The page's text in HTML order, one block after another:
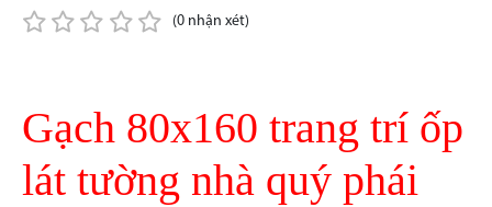
(0 nhận xét)
Gạch 80x160 trang trí ốp
lát tường nhà quý phái